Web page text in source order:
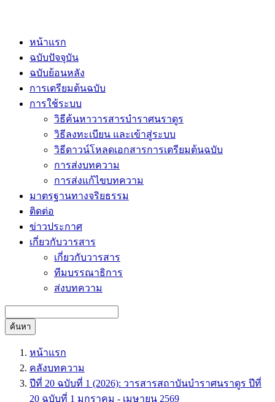
หน้าแรก
ฉบับปัจจุบัน
ฉบับย้อนหลัง
การเตรียมต้นฉบับ
การใช้ระบบ
วิธีค้นหาวารสารบำราศนราดูร
วิธีลงทะเบียน และเข้าสู่ระบบ
วิธีดาวน์โหลดเอกสารการเตรียมต้นฉบับ
การส่งบทความ
การส่งแก้ไขบทความ
มาตรฐานทางจริยธรรม
ติดต่อ
ข่าวประกาศ
เกี่ยวกับวารสาร
เกี่ยวกับวารสาร
ทีมบรรณาธิการ
ส่งบทความ
ค้นหา
หน้าแรก
คลังบทความ
ปีที่ 20 ฉบับที่ 1 (2026): วารสารสถาบันบำราศนราดูร ปีที่
20 ฉบับที่ 1 มกราคม - เมษายน 2569